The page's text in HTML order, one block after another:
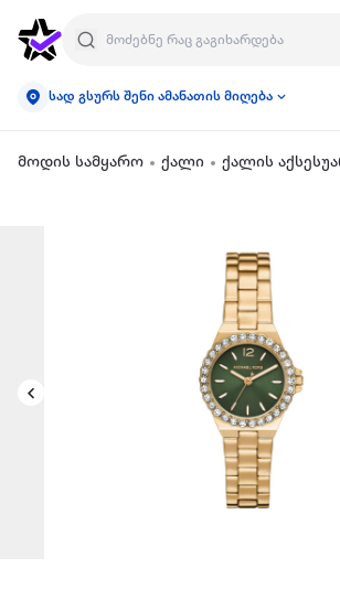
სად გსურს შენი ამანათის მიღება
მოდის სამყარო ქალი ქალის